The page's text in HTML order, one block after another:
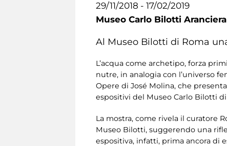
29/11/2018 - 17/02/2019
Museo Carlo Bilotti
Al Museo Bilotti di Roma
L’acqua come archetipo, forza
nutre, in analogia con l’universo
Opere di José Molina, che
espositivi del Museo Carlo Bilotti
La mostra, come rivela il curatore
Museo Bilotti, suggerendo una
espositiva, infatti, prima ancora di